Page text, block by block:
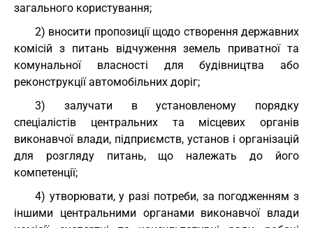
загального користування;
2) вносити пропозиції щодо створення державних
комісій з питань відчуження земель приватної та
комунальної власності для будівництва або
реконструкції автомобільних доріг;
3) залучати в установленому порядку
спеціалістів центральних та місцевих органів
виконавчої влади, підприємств, установ і організацій
для розгляду питань, що належать до його
компетенції;
4) утворювати, у разі потреби, за погодженням з
іншими центральними органами виконавчої влади